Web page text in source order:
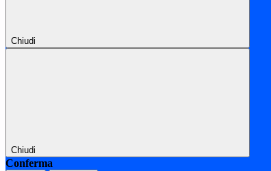
Chiudi
Chiudi
Conferma